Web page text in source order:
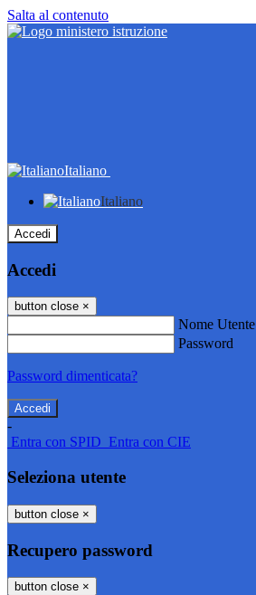
Salta al contenuto
Italiano
Italiano
Accedi
Accedi
button close ×
Nome Utente
Password
Password dimenticata?
-
Entra con SPID Entra con CIE
Seleziona utente
button close ×
Recupero password
button close ×